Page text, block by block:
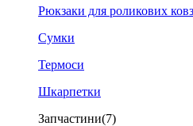
Рюкзаки для роликових
Сумки
Термоси
Шкарпетки
Запчастини(7)